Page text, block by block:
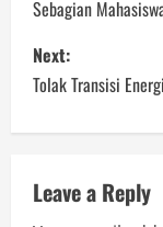
s
t
n
a
v
Sebagian
Next:
Tolak Transisi
Leave a Reply